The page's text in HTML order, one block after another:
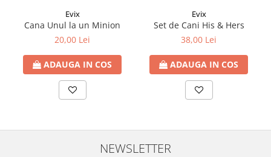
Evix
Cana Unul la un Minion
20,00 Lei
ADAUGA IN COS
Evix
Set de Cani His & Hers
38,00 Lei
ADAUGA IN COS
NEWSLETTER